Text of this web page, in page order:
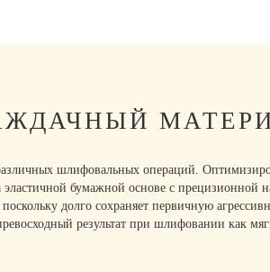
шлифовальных операций.
бумажной основе с прецизионной
долго сохраняет первичную
результат при шлифовании как